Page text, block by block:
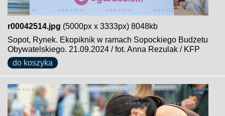
r00042514.jpg (5000px x 3333px) 8048kb
Sopot, Rynek. Ekopiknik w ramach Sopockiego Budżetu
Obywatelskiego. 21.09.2024 / fot. Anna Rezulak / KFP
do koszyka